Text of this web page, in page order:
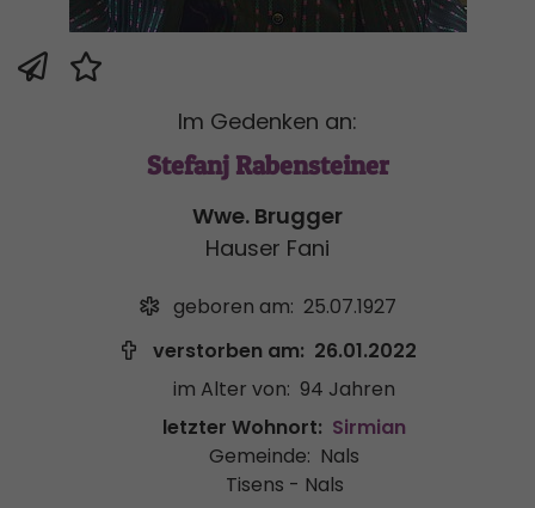
Im Gedenken an:
Stefanj Rabensteiner
Wwe. Brugger
Hauser Fani
geboren am: 25.07.1927
verstorben am: 26.01.2022
im Alter von: 94 Jahren
letzter Wohnort: Sirmian
Gemeinde: Nals
Tisens - Nals